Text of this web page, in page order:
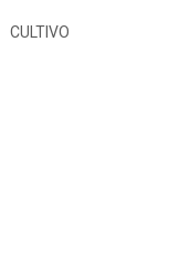
CULTIVO